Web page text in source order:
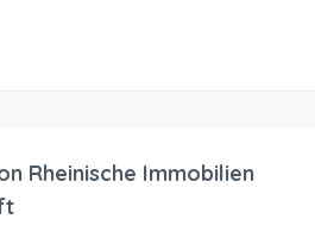
Rheinische Immobilien